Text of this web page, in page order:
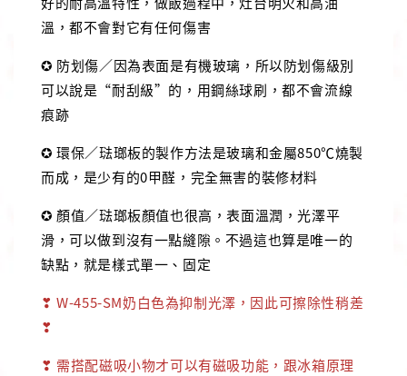
溫，都不會對它有任何傷害
✪ 防划傷／因為表面是有機玻璃，所以防划傷級別
可以說是“耐刮級”的，用鋼絲球刷，都不會流線
痕跡
✪ 環保／琺瑯板的製作方法是玻璃和金屬850℃燒製
而成，是少有的0甲醛，完全無害的裝修材料
✪ 顏值／琺瑯板顏值也很高，表面溫潤，光澤平
滑，可以做到沒有一點縫隙。不過這也算是唯一的
缺點，就是樣式單一、固定
❣ W-455-SM奶白色為抑制光澤，因此可擦除性稍差
❣
❣ 需搭配磁吸小物才可以有磁吸功能，跟冰箱原理